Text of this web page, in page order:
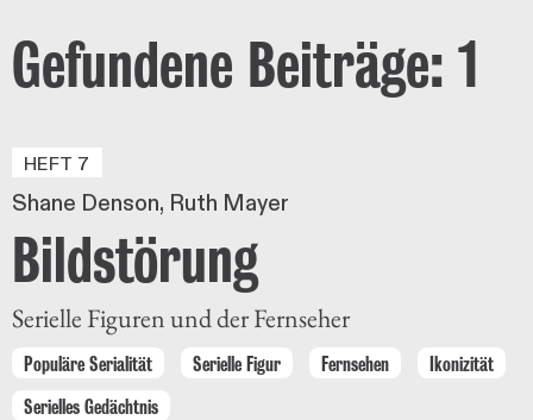
Gefundene Beiträge: 1
HEFT 7
Shane Denson Ruth Mayer
Bildstörung
Serielle Figuren und der Fernseher
Populäre Serialität Serielle Figur Fernsehen
Ikonizität
Serielles Gedächtnis